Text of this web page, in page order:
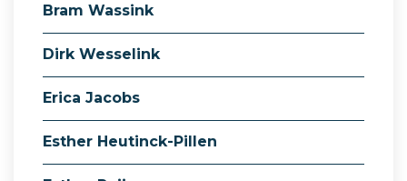
Bram Wassink
Dirk Wesselink
Erica Jacobs
Esther Heutinck-Pillen